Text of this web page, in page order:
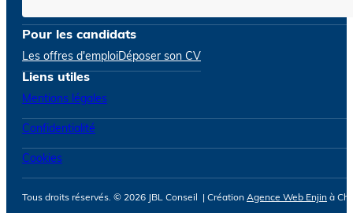
Pour les candidats
Les offres d'emploiDéposer son CV
Liens utiles
Mentions légales
Confidentialité
Cookies
Tous droits réservés. © 2026 JBL Conseil | Création Agence Web Enjin à